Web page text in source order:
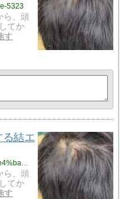
5323
ら、頭
てか
す
る結エ
https://tamashiitherapy.com/%e5%a4%a7%e4%ba%ba%e3%81%ae%e9%9b%a3%e6%b2%bb%e6%80%a7%e9%a0%ad%e7%9a%ae%e3%83%8b%e3%82%ad%e3%83%93%e3%81%ab%e5%af%be%e3%81%99%e3%82%8b%e7%b5%90%e3%82%a8%e3%83%8d%e3%83%ab%e3%82%ae%e3%83%bc%e6%b2%bb-5323
ら、頭
てか
す